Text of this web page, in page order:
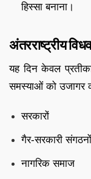
हिस्सा बनाना।
अंतरराष्ट्रीय
यह दिन केवल
समस्याओं को उजागर
सरकारों
गैर-सरकारी संगठनों
नागरिक समाज